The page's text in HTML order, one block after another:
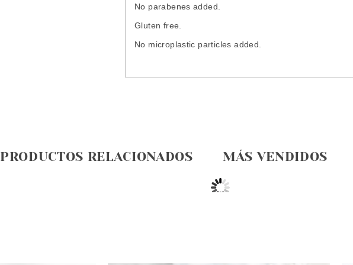
No parabenes added.
Gluten free.
No microplastic particles added.
PRODUCTOS RELACIONADOS MÁS VENDIDOS